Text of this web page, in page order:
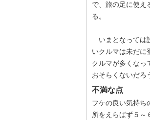
で、旅の足に使え
る。
いまとなっては
いクルマは未だに
クルマが多くなっ
おそらくないだろ
不満な点
フケの良い気持ち
所をえらばず５～